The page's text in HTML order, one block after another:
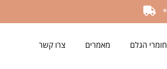
חומרי הגלם מאמרים צרו קשר